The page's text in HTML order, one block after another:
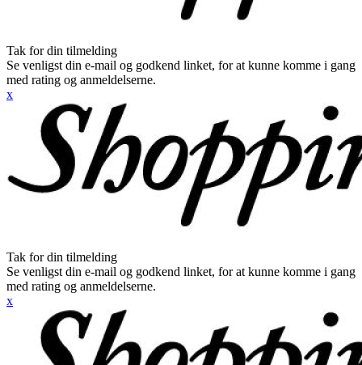
Tak for din tilmelding
Se venligst din e-mail og godkend linket, for at kunne komme i gang
med rating og anmeldelserne.
x
Tak for din tilmelding
Se venligst din e-mail og godkend linket, for at kunne komme i gang
med rating og anmeldelserne.
x